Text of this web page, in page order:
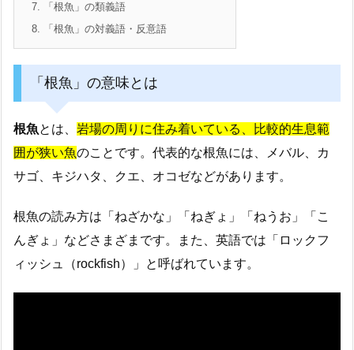
7. 「根魚」の類義語
8. 「根魚」の対義語・反意語
「根魚」の意味とは
根魚とは、 岩場の周りに住み着いている、比較的生息範
囲が狭い魚のことです。代表的な根魚には、メバル、カ
サゴ、キジハタ、クエ、オコゼなどがあります。
根魚の読み方は「ねざかな」「ねぎょ」「ねうお」「こ
んぎょ」などさまざまです。また、英語では「ロックフ
ィッシュ（rockfish）」と呼ばれています。